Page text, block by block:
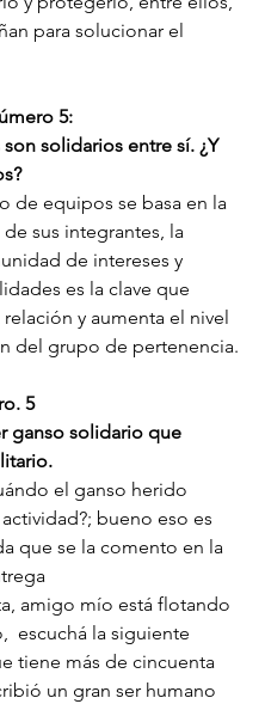
para solucionar el
5:
son solidarios entre sí. ¿Y
de equipos se basa en la
sus integrantes, la
de intereses y
es la clave que
y aumenta el nivel
del grupo de pertenencia.
5
ganso solidario que
el ganso herido
bueno eso es
que se la comento en la
amigo mío está flotando
escuchá la siguiente
tiene más de cincuenta
un gran ser humano